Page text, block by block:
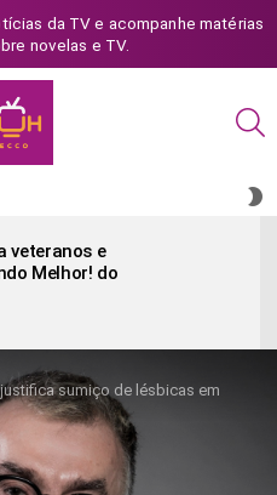
da TV e acompanhe matérias
novelas e TV.
veteranos e
Melhor! do
sumiço de lésbicas em